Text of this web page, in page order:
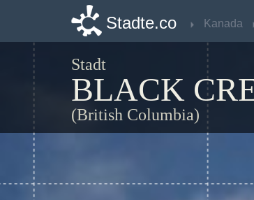
Stadte.co Kanada
Stadt
BLACK
(British Columbia)
Stadte.co Kanada